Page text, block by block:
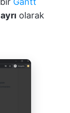
ayrı olarak